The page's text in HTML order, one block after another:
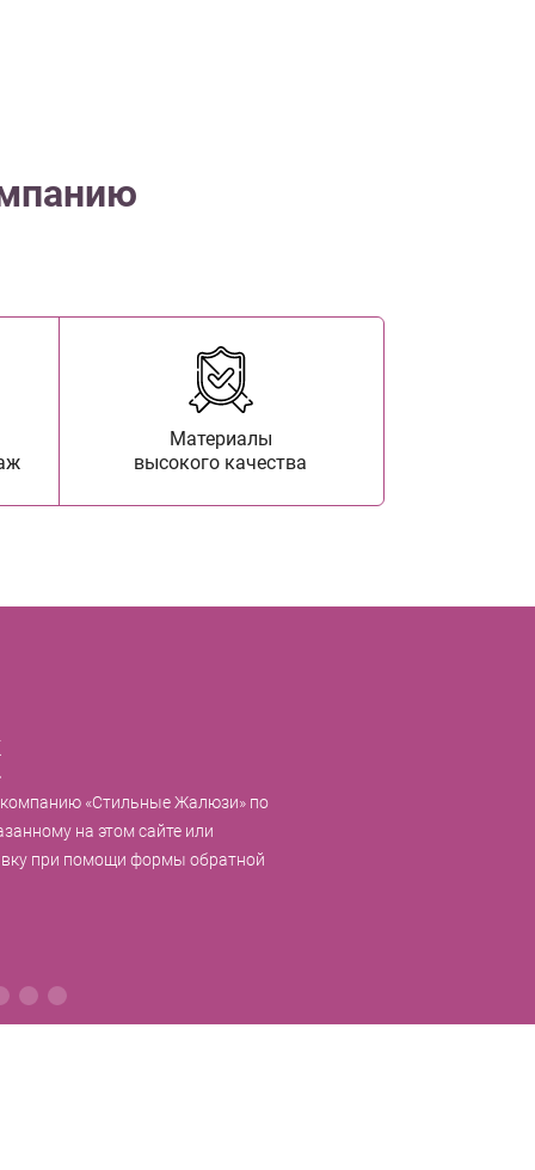
Материалы
высокого качества
«Стильные Жалюзи» по
на этом сайте или
при помощи формы обратной